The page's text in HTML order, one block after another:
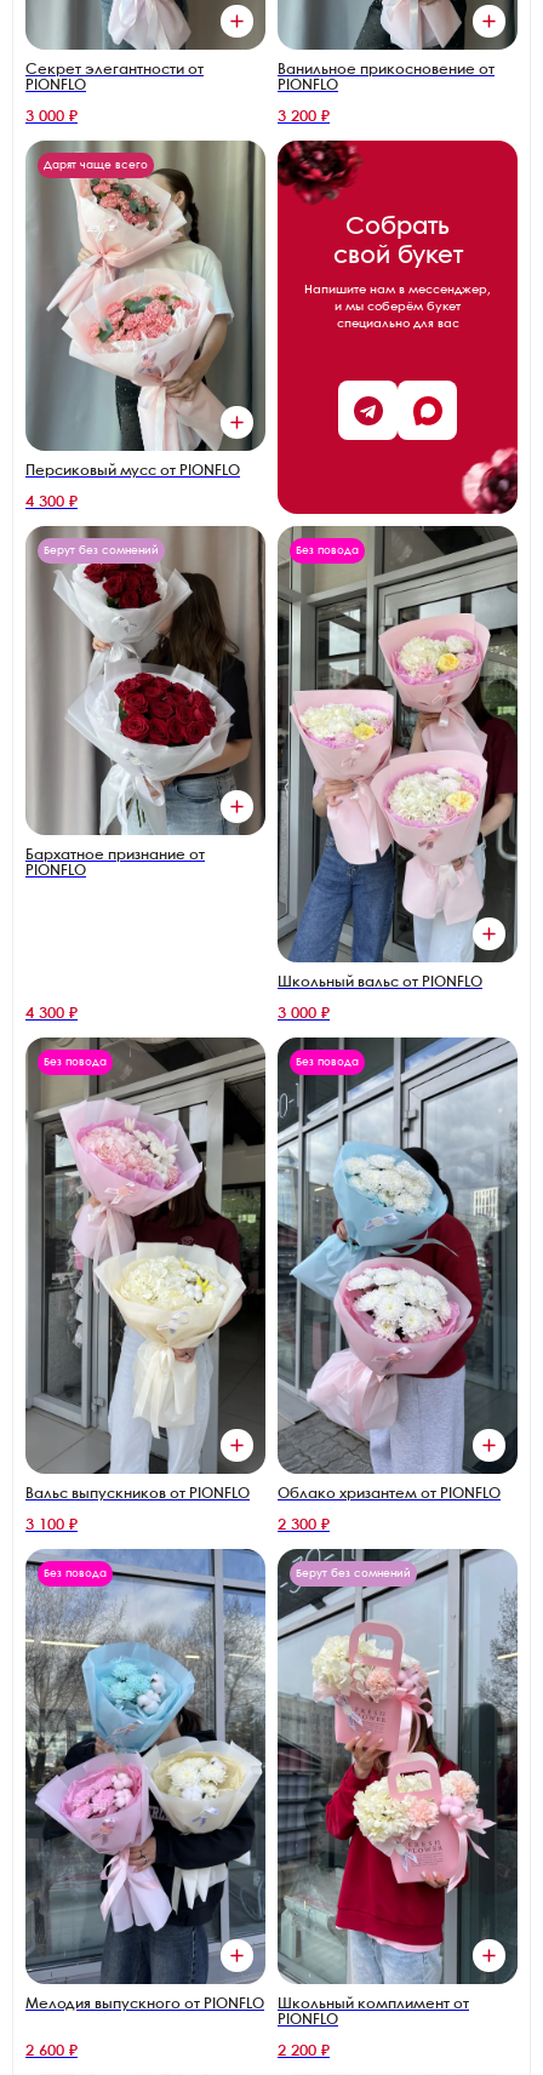
Секрет элегантности от
PIONFLO
3 000 ₽
Ванильное прикосновение от
PIONFLO
3 200 ₽
Дарят чаще всего
Персиковый мусс от PIONFLO
4 300 ₽
Собрать
свой букет
Напишите нам в мессенджер,
и мы соберём букет
специально для вас
Берут без сомнений
Бархатное признание от
PIONFLO
4 300 ₽
Без повода
Школьный вальс от PIONFLO
3 000 ₽
Без повода
Вальс выпускников от PIONFLO
3 100 ₽
Без повода
Облако хризантем от PIONFLO
2 300 ₽
Без повода
Мелодия выпускного от PIONFLO
2 600 ₽
Берут без сомнений
Школьный комплимент от
PIONFLO
2 200 ₽